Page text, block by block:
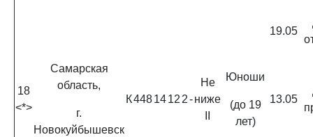
19.05
18
<*>
Самарская
область,
г.
Новокуйбышевск
К4481412 2-
Не
ниже
Юноши
(до 19
лет)
13.05